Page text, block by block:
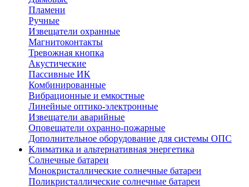
Пламени
Ручные
Извещатели охранные
Магнитоконтакты
Тревожная кнопка
Акустические
Пассивные ИК
Комбинированные
Вибрационные и емкостные
Линейные оптико-электронные
Извещатели аварийные
Оповещатели охранно-пожарные
Дополнительное оборудование для системы ОПС
Климатика и альтернативная энергетика
Солнечные батареи
Монокристаллические солнечные батареи
Поликристаллические солнечные батареи